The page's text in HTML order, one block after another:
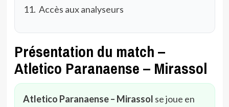
Accès aux analyseurs
Présentation du match –
Atletico Paranaense – Mirassol
Atletico Paranaense – Mirassol se joue en